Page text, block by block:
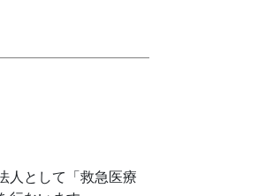
人として「救急医療